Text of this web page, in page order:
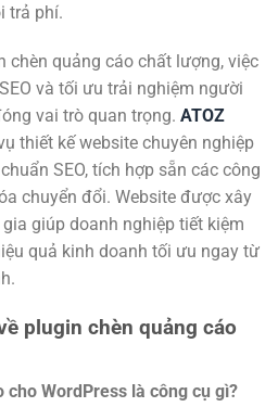
trả phí.
chèn quảng cáo chất lượng, việc
và tối ưu trải nghiệm người
vai trò quan trọng. ATOZ
thiết kế website chuyên nghiệp
SEO, tích hợp sẵn các công
chuyển đổi. Website được xây
giúp doanh nghiệp tiết kiệm
quả kinh doanh tối ưu ngay từ
plugin chèn quảng cáo
cho WordPress là công cụ gì?